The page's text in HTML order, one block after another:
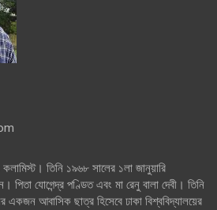
তিনি ১৯৬৮ সালের ১লা জানুয়ারি
পিতা যোগেন্দ্র পণ্ডিত এবং মা রেনু বালা দেবী। তিনি
আবাসিক ছাত্র হিসেবে ঢাকা বিশ্ববিদ্যালয়ের